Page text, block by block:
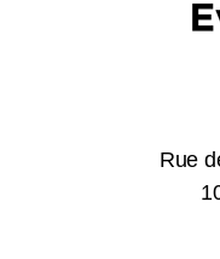
Rue